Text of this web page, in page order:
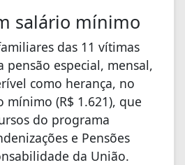
salário mínimo
das 11 vítimas
especial, mensal,
como herança, no
(R$ 1.621), que
do programa
e Pensões
da União.